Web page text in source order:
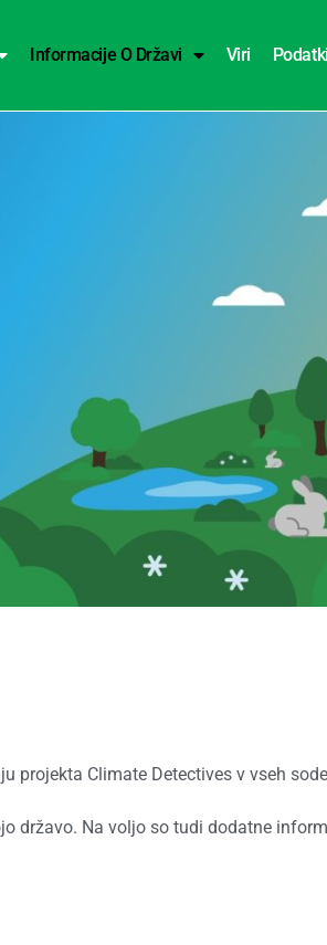
Informacije O Državi Viri
projekta Climate Detectives v vseh
državo. Na voljo so tudi dodatne